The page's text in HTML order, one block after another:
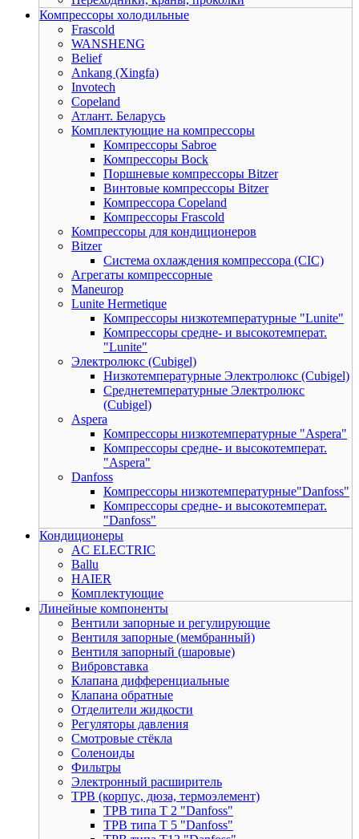
Компрессоры холодильные
Frascold
WANSHENG
Belief
Ankang (Xingfa)
Invotech
Copeland
Атлант. Беларусь
Комплектующие на компрессоры
Компрессоры Sabroe
Компрессоры Bock
Поршневые компрессоры Bitzer
Винтовые компрессоры Bitzer
Компрессора Copeland
Компрессоры Frascold
Компрессоры для кондиционеров
Bitzer
Система охлаждения компрессора (CIC)
Агрегаты компрессорные
Maneurop
Lunite Hermetique
Компрессоры низкотемпературные "Lunite"
Компрессоры средне- и высокотемперат.
"Lunite"
Электролюкс (Cubigel)
Низкотемпературные Электролюкс (Cubigel)
Среднетемпературные Электролюкс
(Cubigel)
Aspera
Компрессоры низкотемпературные "Aspera"
Компрессоры средне- и высокотемперат.
"Aspera"
Danfoss
Компрессоры низкотемпературные"Danfoss"
Компрессоры средне- и высокотемперат.
"Danfoss"
Кондиционеры
AC ELECTRIC
Ballu
HAIER
Комплектующие
Линейные компоненты
Вентили запорные и регулирующие
Вентиля запорные (мембранный)
Вентиля запорный (шаровые)
Вибровставка
Клапана дифференциальные
Клапана обратные
Отделители жидкости
Регуляторы давления
Смотровые стёкла
Соленоиды
Фильтры
Электронный расширитель
ТРВ (корпус, дюза, термоэлемент)
ТРВ типа Т 2 "Danfoss"
ТРВ типа Т 5 "Danfoss"